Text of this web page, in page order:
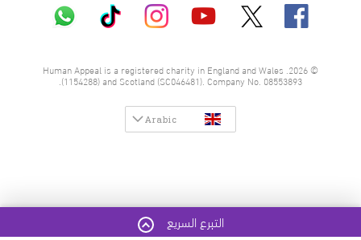
التبرع السريع فتح
فيسبوك يوتيوب إنستاغرام تيك
توك
واتساب
© 2026. Human Appeal is a registered charity in England and Wales
(1154288) and Scotland (SC046481). Company No. 08553893.
Arabic